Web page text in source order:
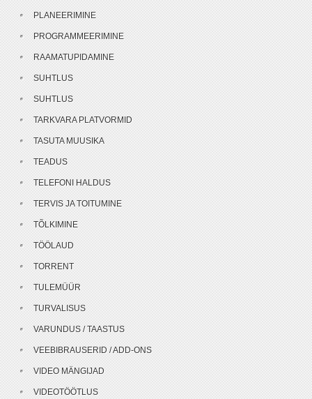
PLANEERIMINE
PROGRAMMEERIMINE
RAAMATUPIDAMINE
SUHTLUS
SUHTLUS
TARKVARA PLATVORMID
TASUTA MUUSIKA
TEADUS
TELEFONI HALDUS
TERVIS JA TOITUMINE
TÕLKIMINE
TÖÖLAUD
TORRENT
TULEMÜÜR
TURVALISUS
VARUNDUS / TAASTUS
VEEBIBRAUSERID / ADD-ONS
VIDEO MÄNGIJAD
VIDEOTÖÖTLUS